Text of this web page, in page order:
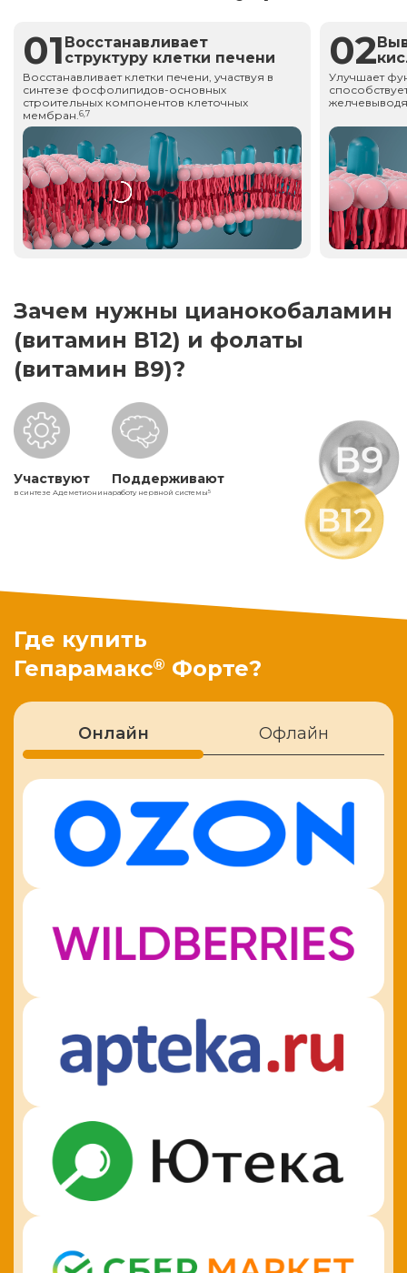
01 Восстанавливает
структуру клетки печени
Восстанавливает клетки печени, участвуя в
синтезе фосфолипидов-основных
строительных компонентов клеточных
мембран.6,7
02
Улучшает
Зачем нужны цианокобаламин
(витамин В12) и фолаты
(витамин В9)?
Участвуют
в синтезе Адеметионина
Поддерживают
работу нервной системы5
Где купить
Гепарамакс® Форте?
Онлайн Офлайн